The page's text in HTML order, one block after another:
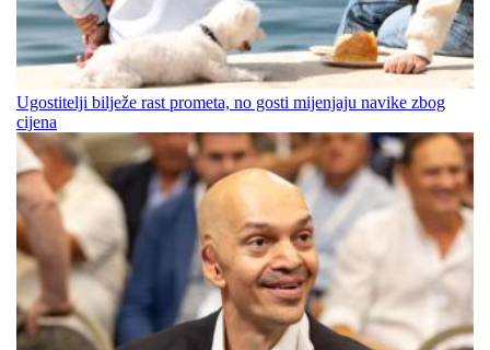
Ugostitelji bilježe rast prometa, no gosti mijenjaju navike zbog
cijena